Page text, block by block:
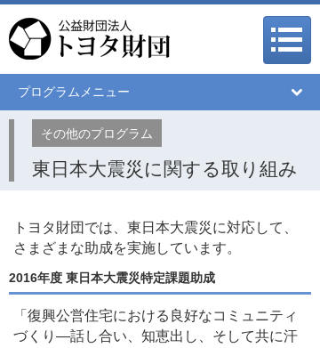
プログラムメニュー
その他のプログラム
東日本大震災に関する取り組み
トヨタ財団では、東日本大震災に対応して、
さまざまな助成を実施しています。
2016年度 東日本大震災特定課題助成
「復興公営住宅における良好なコミュニティ
づくり―話し合い、知恵出し、そして共に汗